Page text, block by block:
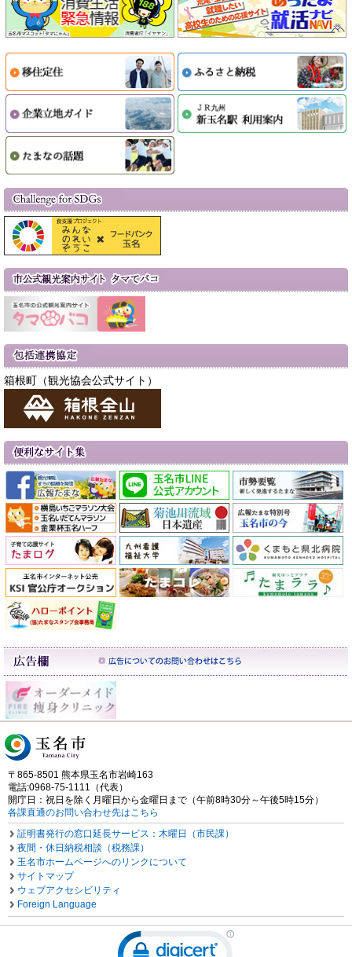
箱根町（観光協会公式サイト）
〒865-8501 熊本県玉名市岩崎163
電話:0968-75-1111（代表）
開庁日：祝日を除く月曜日から金曜日まで（午前8時30分～午後5時15分）
各課直通のお問い合わせ先はこちら
証明書発行の窓口延長サービス：木曜日（市民課）
夜間・休日納税相談（税務課）
玉名市ホームページへのリンクについて
サイトマップ
ウェブアクセシビリティ
Foreign Language